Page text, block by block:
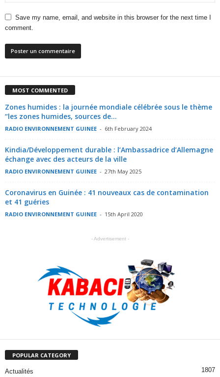
Save my name, email, and website in this browser for the next time I
comment.
MOST COMMENTED
Zones humides : la journée mondiale célébrée sous le thème
“les zones humides, sources de...
RADIO ENVIRONNEMENT GUINEE - 6th February 2024
Kindia/Développement durable : l’Ambassadrice d’Allemagne
échange avec des acteurs de la ville
RADIO ENVIRONNEMENT GUINEE - 27th May 2025
Coronavirus en Guinée : 41 nouveaux cas de contamination
et 41 guéries
RADIO ENVIRONNEMENT GUINEE - 15th April 2020
- Advertisement -
POPULAR CATEGORY
Actualités 1807